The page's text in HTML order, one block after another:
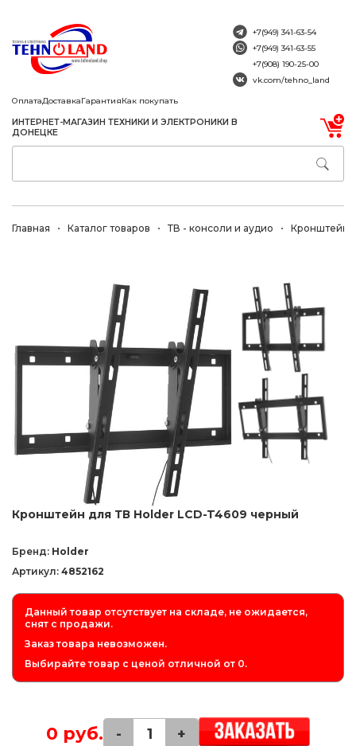
ОплатаДоставкаГарантияКак покупать
ИНТЕРНЕТ-МАГАЗИН ТЕХНИКИ И ЭЛЕКТРОНИКИ В
ДОНЕЦКЕ
+7(949) 341-63-54
+7(949) 341-63-55
+7(908) 190-25-00
vk.com/tehno_land
Главная Каталог товаров ТВ - консоли и аудио Кронштейны
Кронштейн для ТВ Holder LCD-T4609 черный
Бренд: Holder
Артикул: 4852162
Данный товар отсутствует на складе, не ожидается,
снят с продажи.
Заказ товара невозможен.
Выбирайте товар с ценой отличной от 0.
0 руб. - +